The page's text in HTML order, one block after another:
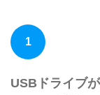
1
USBドライブ